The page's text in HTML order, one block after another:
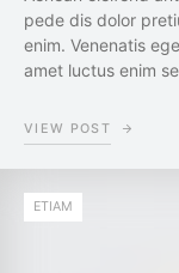
pede dis dolor
enim. Venenatis
amet luctus enim
VIEW POST
ETIAM